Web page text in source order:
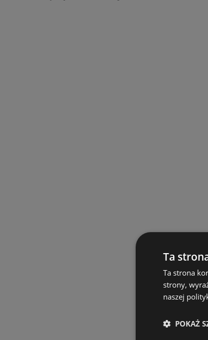
Ta
Ta strona
strony,
naszej
POKAŻ